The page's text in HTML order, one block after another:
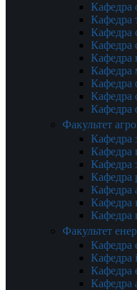
Кафедра
Кафедра
Кафедра
Кафедра
Кафедра
Кафедра
Кафедра
Кафедра
Кафедра
Факультет
Кафедра
Кафедра
Кафедра
Кафедра
Кафедра
Кафедра
Кафедра
Факультет
Кафедра
Кафедра
Кафедра
Кафедра